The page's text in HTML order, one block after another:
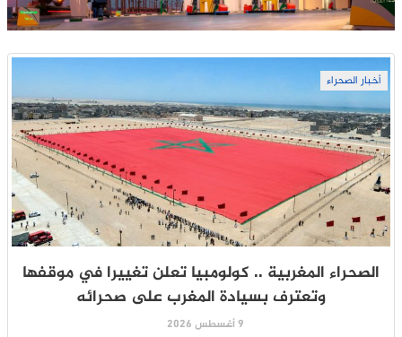
أخبار الصحراء
الصحراء المغربية .. كولومبيا تعلن تغييرا في موقفها
وتعترف بسيادة المغرب على صحرائه
9 أغسطس 2026